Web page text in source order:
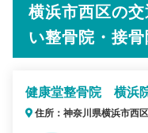
横浜市西区の
い整骨院・接
健康堂整骨院 横浜
住所：神奈川県横浜市西